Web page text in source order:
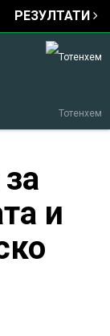
РЕЗУЛТАТИ
Тотенхем
и